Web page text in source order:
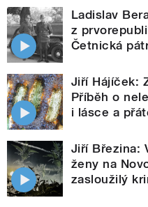
Ladislav
z
Četnická
Jiří Hájíček:
Příběh o
i lásce a
Jiří Březina:
ženy na
zasloužilý